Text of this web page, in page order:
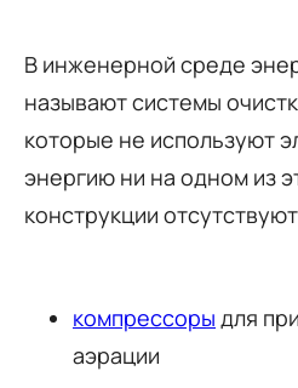
В инженерной среде
называют системы
которые не используют
энергию ни на одном из
конструкции
компрессоры для
аэрации